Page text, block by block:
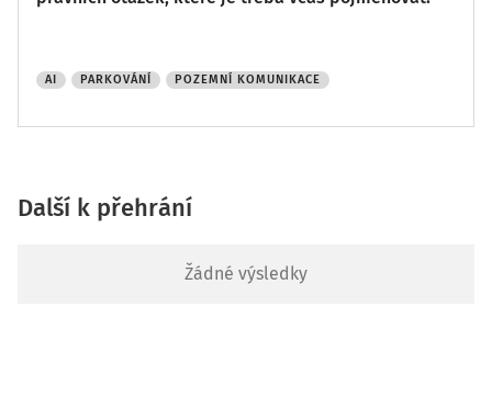
AI PARKOVÁNÍ POZEMNÍ KOMUNIKACE
Další k přehrání
Žádné výsledky